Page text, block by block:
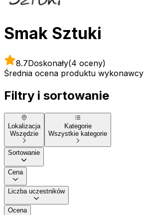
Smak Sztuki
8.7Doskonały(4 oceny)
Średnia ocena produktu wykonawcy
Filtry i sortowanie
Lokalizacja
Wszędzie
Kategorie
Wszystkie kategorie
Sortowanie
Cena
Liczba uczestników
Ocena